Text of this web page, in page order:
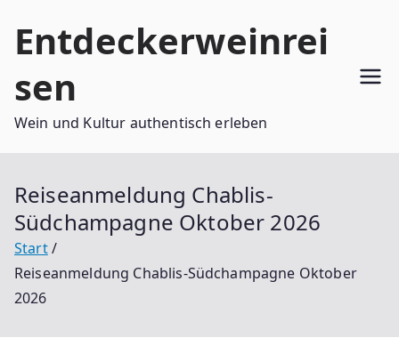
Inhalt
Entdeckerweinrei
sen
Wein und Kultur authentisch erleben
Reiseanmeldung Chablis-
Südchampagne Oktober 2026
Start
Reiseanmeldung Chablis-Südchampagne Oktober
2026